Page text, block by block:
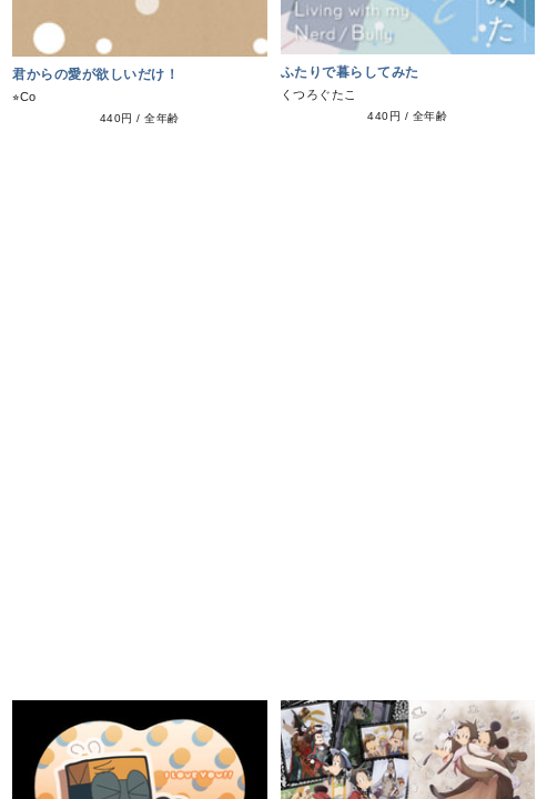
君からの愛が欲しいだけ！
⭐︎Co
440円 /全年齢
ふたりで暮らしてみた
くつろぐたこ
440円 / 全年齢